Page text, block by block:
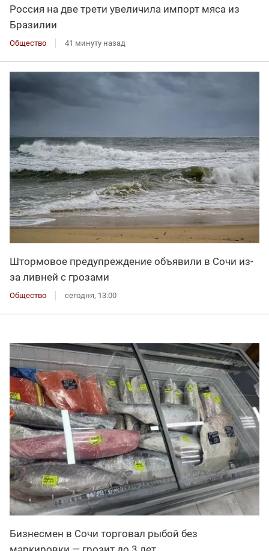
Россия на две трети увеличила импорт мяса из
Бразилии
Общество 41 минуту назад
Штормовое предупреждение объявили в Сочи из-
за ливней с грозами
Общество сегодня, 13:00
Бизнесмен в Сочи торговал рыбой без